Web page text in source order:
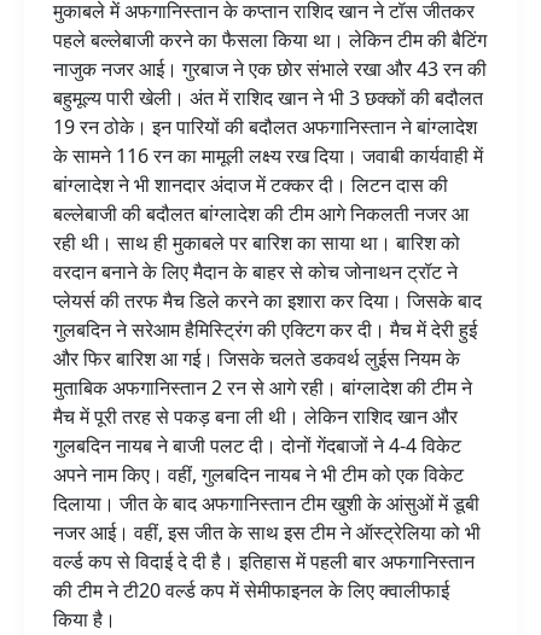
मुकाबले में अफगानिस्तान के कप्तान राशिद खान ने टॉस जीतकर
पहले बल्लेबाजी करने का फैसला किया था। लेकिन टीम की बैटिंग
नाजुक नजर आई। गुरबाज ने एक छोर संभाले रखा और 43 रन की
बहुमूल्य पारी खेली। अंत में राशिद खान ने भी 3 छक्कों की बदौलत
19 रन ठोके। इन पारियों की बदौलत अफगानिस्तान ने बांग्लादेश
के सामने 116 रन का मामूली लक्ष्य रख दिया। जवाबी कार्यवाही में
बांग्लादेश ने भी शानदार अंदाज में टक्कर दी। लिटन दास की
बल्लेबाजी की बदौलत बांग्लादेश की टीम आगे निकलती नजर आ
रही थी। साथ ही मुकाबले पर बारिश का साया था। बारिश को
वरदान बनाने के लिए मैदान के बाहर से कोच जोनाथन ट्रॉट ने
प्लेयर्स की तरफ मैच डिले करने का इशारा कर दिया। जिसके बाद
गुलबदिन ने सरेआम हैमिस्ट्रिंग की एक्टिग कर दी। मैच में देरी हुई
और फिर बारिश आ गई। जिसके चलते डकवर्थ लुईस नियम के
मुताबिक अफगानिस्तान 2 रन से आगे रही। बांग्लादेश की टीम ने
मैच में पूरी तरह से पकड़ बना ली थी। लेकिन राशिद खान और
गुलबदिन नायब ने बाजी पलट दी। दोनों गेंदबाजों ने 4-4 विकेट
अपने नाम किए। वहीं, गुलबदिन नायब ने भी टीम को एक विकेट
दिलाया। जीत के बाद अफगानिस्तान टीम खुशी के आंसुओं में डूबी
नजर आई। वहीं, इस जीत के साथ इस टीम ने ऑस्ट्रेलिया को भी
वर्ल्ड कप से विदाई दे दी है। इतिहास में पहली बार अफगानिस्तान
की टीम ने टी20 वर्ल्ड कप में सेमीफाइनल के लिए क्वालीफाई
किया है।